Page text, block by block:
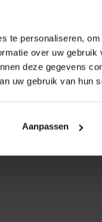
te personaliseren,
over uw
deze gegevens
uw gebruik van hun
Aanpassen
het
en